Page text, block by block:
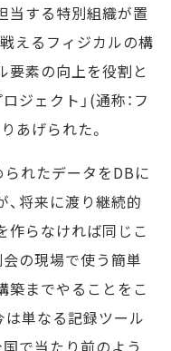
当する特別組織が置
えるフィジカルの構
要素の向上を役割と
ジェクト」(通称：フ
あげられた。
られたデータをDBに
将来に渡り継続的
作らなければ同じこ
の現場で使う簡単
築までやることをこ
は単なる記録ツール
で当たり前のよう